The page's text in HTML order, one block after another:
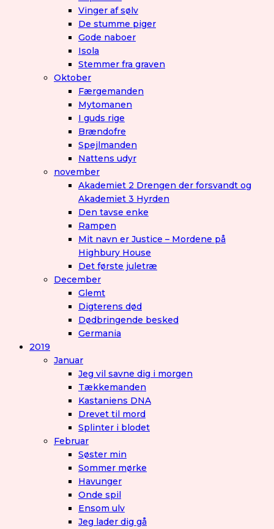
Vinger af sølv
De stumme piger
Gode naboer
Isola
Stemmer fra graven
Oktober
Færgemanden
Mytomanen
I guds rige
Brændofre
Spejlmanden
Nattens udyr
november
Akademiet 2 Drengen der forsvandt og
Akademiet 3 Hyrden
Den tavse enke
Rampen
Mit navn er Justice – Mordene på
Highbury House
Det første juletræ
December
Glemt
Digterens død
Dødbringende besked
Germania
2019
Januar
Jeg vil savne dig i morgen
Tækkemanden
Kastaniens DNA
Drevet til mord
Splinter i blodet
Februar
Søster min
Sommer mørke
Havunger
Onde spil
Ensom ulv
Jeg lader dig gå